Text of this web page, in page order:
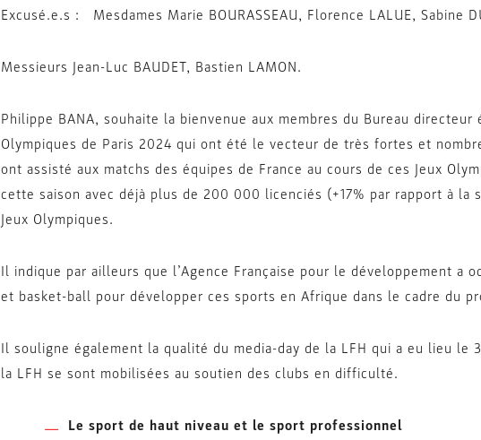
Excusé.e.s : Mesdames Marie BOURASSEAU, Florence LALUE, Sabine
Messieurs Jean-Luc BAUDET, Bastien LAMON.
Philippe BANA, souhaite la bienvenue aux membres du Bureau
Olympiques de Paris 2024 qui ont été le vecteur de très fortes et
ont assisté aux matchs des équipes de France au cours de ces Jeux
cette saison avec déjà plus de 200 000 licenciés (+17% par rapport à la
Jeux Olympiques.
Il indique par ailleurs que l’Agence Française pour le développement a
et basket-ball pour développer ces sports en Afrique dans le cadre du
Il souligne également la qualité du media-day de la LFH qui a eu lieu le
la LFH se sont mobilisées au soutien des clubs en difficulté.
Le sport de haut niveau et le sport professionnel